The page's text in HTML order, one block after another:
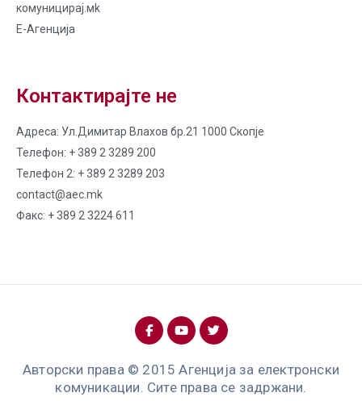
комуницирај.мk
Е-Агенција
Контактирајте не
Адреса: Ул.Димитар Влахов бр.21 1000 Скопје
Телефон: + 389 2 3289 200
Телефон 2: + 389 2 3289 203
contact@aec.mk
Факс: + 389 2 3224 611
Авторски права © 2015 Агенција за електронски
комуникации. Сите права се задржани.